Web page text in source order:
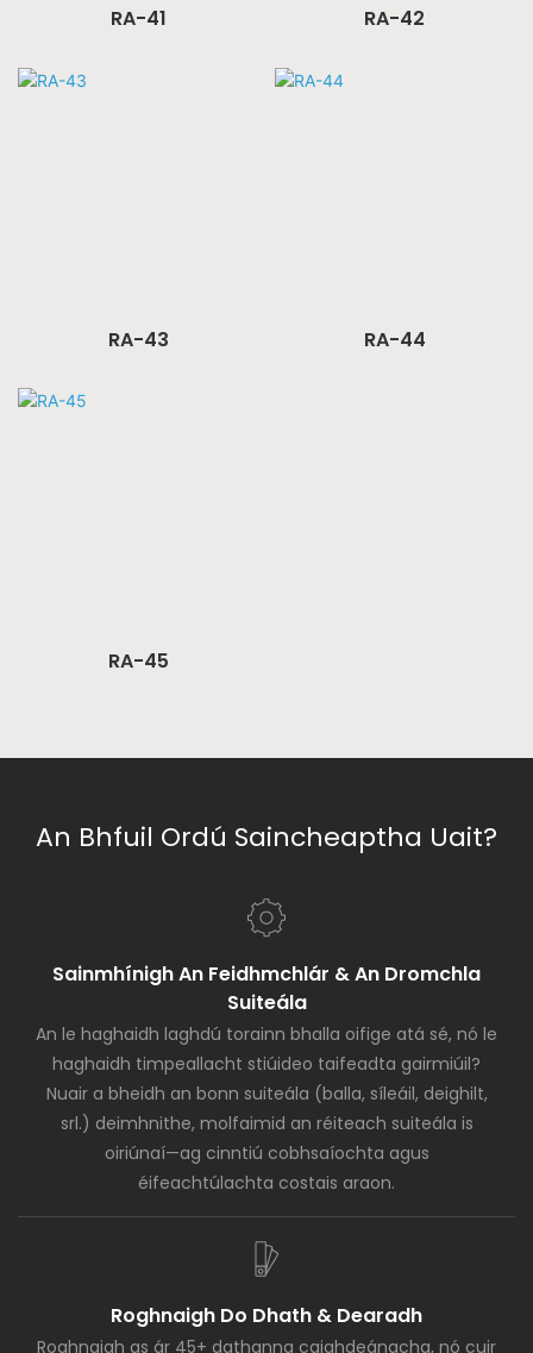
RA-41 RA-42
RA-43 RA-44
RA-45
An Bhfuil Ordú Saincheaptha Uait?
Sainmhínigh An Feidhmchlár & An Dromchla
Suiteála
An le haghaidh laghdú torainn bhalla oifige atá sé, nó le
haghaidh timpeallacht stiúideo taifeadta gairmiúil?
Nuair a bheidh an bonn suiteála (balla, síleáil, deighilt,
srl.) deimhnithe, molfaimid an réiteach suiteála is
oiriúnaí—ag cinntiú cobhsaíochta agus
éifeachtúlachta costais araon.
Roghnaigh Do Dhath & Dearadh
Roghnaigh as ár 45+ dathanna caighdeánacha, nó cuir